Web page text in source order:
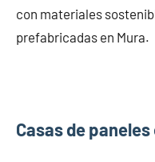
con materiales
prefabricadas en Mura.
Casas de paneles